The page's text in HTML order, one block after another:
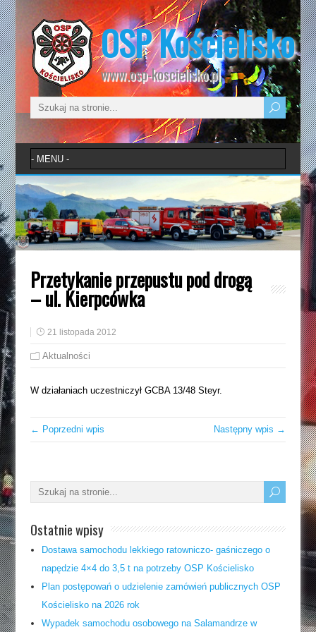
OSP Kościelisko
www.osp-koscielisko.pl
Przetykanie przepustu pod drogą
– ul. Kierpcówka
21 listopada 2012
Aktualności
W działaniach uczestniczył GCBA 13/48 Steyr.
← Poprzedni wpis Następny wpis →
Ostatnie wpisy
Dostawa samochodu lekkiego ratowniczo- gaśniczego o
napędzie 4×4 do 3,5 t na potrzeby OSP Kościelisko
Plan postępowań o udzielenie zamówień publicznych OSP
Kościelisko na 2026 rok
Wypadek samochodu osobowego na Salamandrze w